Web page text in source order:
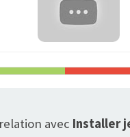
avec Installer